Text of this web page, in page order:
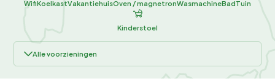
WifiKoelkastVakantiehuisOven / magnetronWasmachineBadTuin
Kinderstoel
Alle voorzieningen